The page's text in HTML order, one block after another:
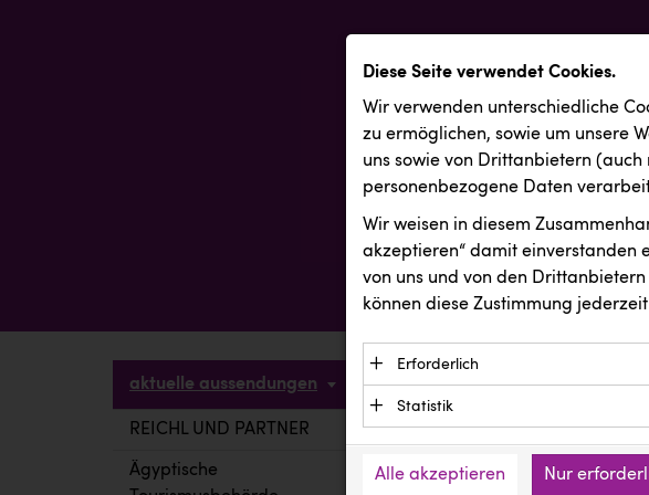
aktuelle aussendungen
REICHL UND PARTNER
Ägyptische
Diese Seite verwendet Cookies.
Wir verwenden unterschiedliche
zu ermöglichen, sowie um unsere
uns sowie von Drittanbietern
personenbezogene Daten
Wir weisen in diesem
akzeptieren“ damit ein­ver­standen
von uns und von den
können diese Zustimmung
Erforderlich
Essenzielle Cookies
Funktion der Website
Daten und werden an keine
Anbieter: Eigentümer der Website
Statistik
verstehen, wie unsere Besucher
Alle akzeptieren Nur